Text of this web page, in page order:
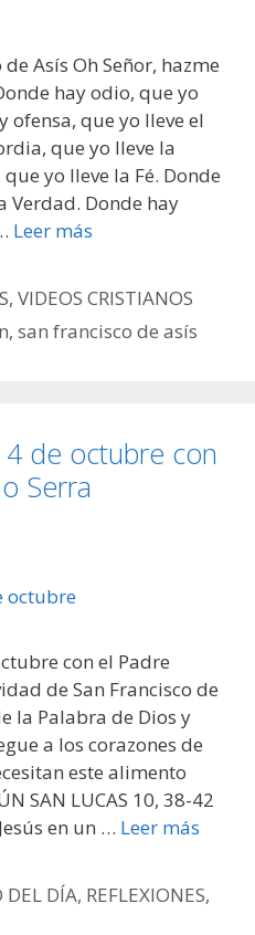
Asís Oh Señor, hazme
hay odio, que yo
ofensa, que yo lleve el
que yo lleve la
yo lleve la Fé. Donde
Verdad. Donde hay
Leer más
,VIDEOS CRISTIANOS
,san francisco de asís
4 de octubre con
Serra
con el Padre
de San Francisco de
la Palabra de Dios y
a los corazones de
este alimento
SAN LUCAS 10, 38-42
en un … Leer más
DEL DÍA, REFLEXIONES,